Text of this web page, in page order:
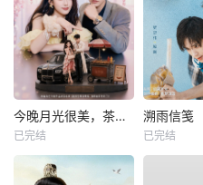
今晚月光很美，茶香四溢
已完结
溯雨信笺
已完结